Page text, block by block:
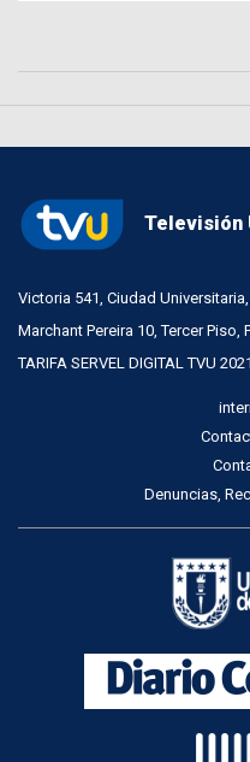
Televisión
Victoria 541, Ciudad
Marchant Pereira 10, Tercer Piso,
TARIFA SERVEL DIGITAL TVU 2021
Denuncias,